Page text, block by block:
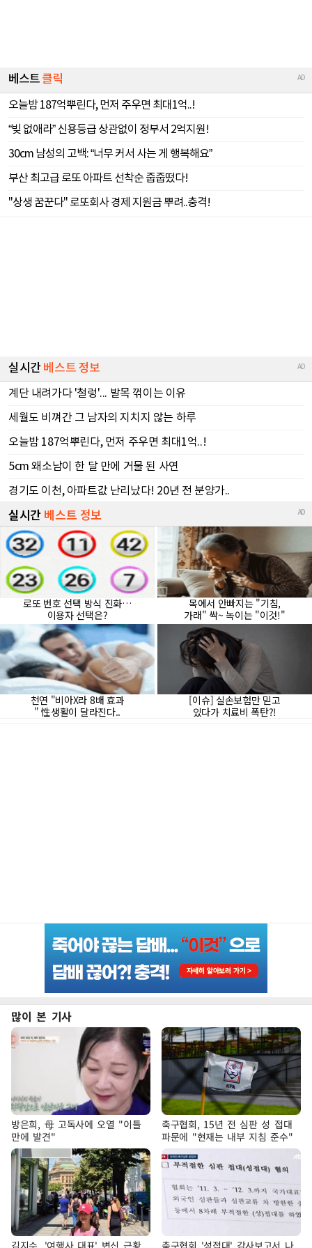
많이 본 기사
방은희, 母 고독사에 오열 "이틀
만에 발견"
축구협회, 15년 전 심판 성 접대
파문에 "현재는 내부 지침 준수"
김지수, '여행사 대표' 변신 근황 축구협회 '성접대' 감사보고서 나